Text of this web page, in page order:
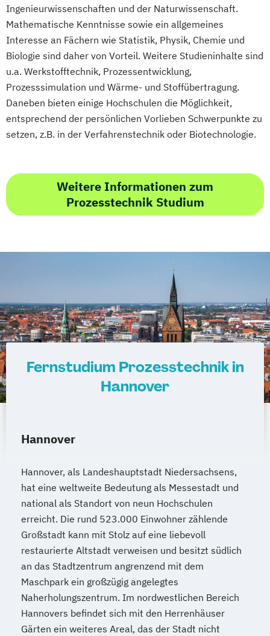
Technische Informatik
Technologiemanagement
Vorkurs Mathematik
Wasserstofftechnologien
Wirtschaftsinformatik
Wirtschaftsingenieurwesen
Wirtschaftsingenieurwesen
Baumanagement
Energien
Wirtschaftsingenieurwesen Maschinenbau
Wirtschaftsingenieurwesen für Ingenieure
Wirtschaftsingenieurwesen – Digitale
Wirtschafts­ingenieur­wesen
Fahrzeugtechnik
Wirtschafts­ingenieur­wesen Informatik
Kunststofftechnik
Wirtschafts­ingenieur­wesen Künstliche
Wirtschafts­ingenieur­wesen Medizintechnik
Wirtschafts­ingenieur­wesen
Verfahrenstechnik
Zukunftsmanagement
Ingenieurwissenschaften und der Naturwissenschaft.
Mathematische Kenntnisse sowie ein allgemeines
Interesse an Fächern wie Statistik, Physik, Chemie und
Biologie sind daher von Vorteil. Weitere Studieninhalte sind
u.a. Werkstofftechnik, Prozessentwicklung,
Prozesssimulation und Wärme- und Stoffübertragung.
Daneben bieten einige Hochschulen die Möglichkeit,
entsprechend der persönlichen Vorlieben Schwerpunkte zu
setzen, z.B. in der Verfahrenstechnik oder Biotechnologie.
Weitere Informationen zum
Prozesstechnik Studium
Fernstudium Prozesstechnik in
Hannover
Hannover
Hannover, als Landeshauptstadt Niedersachsens,
hat eine weltweite Bedeutung als Messestadt und
national als Standort von neun Hochschulen
erreicht. Die rund 523.000 Einwohner zählende
Großstadt kann mit Stolz auf eine liebevoll
restaurierte Altstadt verweisen und besitzt südlich
an das Stadtzentrum angrenzend mit dem
Maschpark ein großzügig angelegtes
Naherholungszentrum. Im nordwestlichen Bereich
Hannovers befindet sich mit den Herrenhäuser
Gärten ein weiteres Areal, das der Stadt nicht